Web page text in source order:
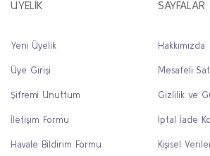
ÜYELİK
Yeni Üyelik
Üye Girişi
Şifremi Unuttum
İletişim Formu
Havale Bildirim Formu
SAYFALAR
Hakkımızda
Mesafeli
Gizlilik ve
İptal İade
Kişisel